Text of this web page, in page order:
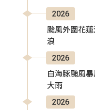
2026
颱風外圍花
浪
2026
白海豚颱風
大雨
2026